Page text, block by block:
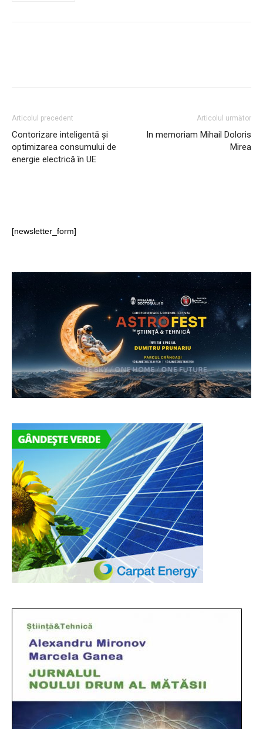
Articolul precedent
Contorizare inteligentă și
optimizarea consumului de
energie electrică în UE
Articolul următor
In memoriam Mihail Doloris
Mirea
[newsletter_form]